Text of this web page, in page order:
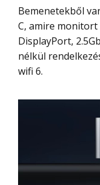
Bemenetekből van van teljes funkcionalitású Type-
C, amire monitort
DisplayPort,
nélkül
wifi 6.